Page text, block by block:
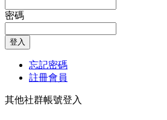
密碼
登入
忘記密碼
註冊會員
其他社群帳號登入